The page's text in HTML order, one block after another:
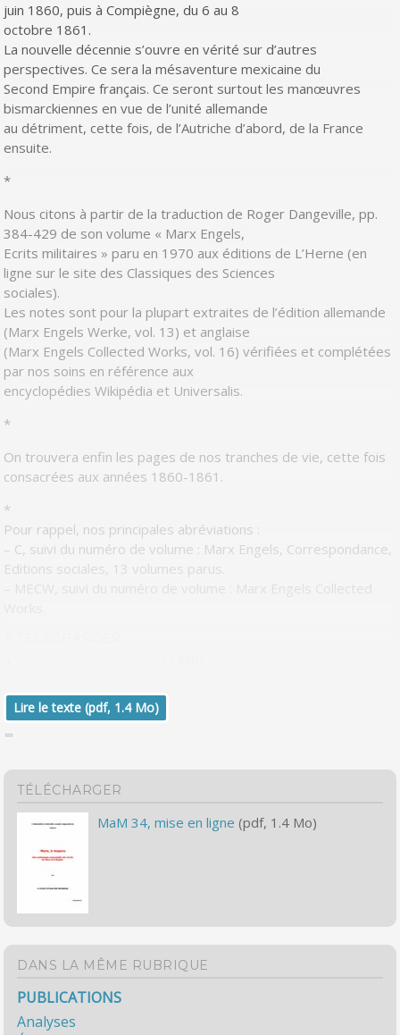
juin 1860, puis à Compiègne, du 6 au 8
octobre 1861.
La nouvelle décennie s’ouvre en vérité sur d’autres
perspectives. Ce sera la mésaventure mexicaine du
Second Empire français. Ce seront surtout les manœuvres
bismarckiennes en vue de l’unité allemande
au détriment, cette fois, de l’Autriche d’abord, de la France
ensuite.
*
Nous citons à partir de la traduction de Roger Dangeville, pp.
384-429 de son volume « Marx Engels,
Ecrits militaires » paru en 1970 aux éditions de L’Herne (en
ligne sur le site des Classiques des Sciences
sociales).
Les notes sont pour la plupart extraites de l’édition allemande
(Marx Engels Werke, vol. 13) et anglaise
(Marx Engels Collected Works, vol. 16) vérifiées et complétées
par nos soins en référence aux
encyclopédies Wikipédia et Universalis.
*
On trouvera enfin les pages de nos tranches de vie, cette fois
consacrées aux années 1860-1861.
*
Pour rappel, nos principales abréviations :
– C, suivi du numéro de volume : Marx Engels, Correspondance,
Editions sociales, 13 volumes parus.
Lire le texte (pdf, 1.4 Mo)
TÉLÉCHARGER
MaM 34, mise en ligne (pdf, 1.4 Mo)
DANS LA MÊME RUBRIQUE
PUBLICATIONS
Analyses